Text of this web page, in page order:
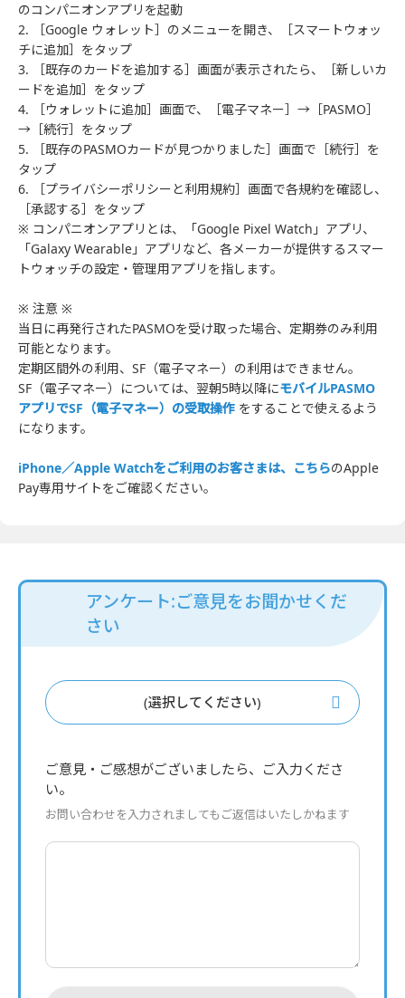
のコンパニオンアプリを起動
2. ［Google ウォレット］のメニューを開き、［スマートウォッ
チに追加］をタップ
3. ［既存のカードを追加する］画面が表示されたら、［新しいカ
ードを追加］をタップ
4. ［ウォレットに追加］画面で、［電子マネー］→［PASMO］
→［続行］をタップ
5. ［既存のPASMOカードが見つかりました］画面で［続行］を
タップ
6. ［プライバシーポリシーと利用規約］画面で各規約を確認し、
［承認する］をタップ
※ コンパニオンアプリとは、「Google Pixel Watch」アプリ、
「Galaxy Wearable」アプリなど、各メーカーが提供するスマー
トウォッチの設定・管理用アプリを指します。
※ 注意 ※
当日に再発行されたPASMOを受け取った場合、定期券のみ利用
可能となります。
定期区間外の利用、SF（電子マネー）の利用はできません。
SF（電子マネー）については、翌朝5時以降にモバイルPASMO
アプリでSF（電子マネー）の受取操作 をすることで使えるよう
になります。
iPhone／Apple Watchをご利用のお客さまは、こちらのApple
Pay専用サイトをご確認ください。
アンケート:ご意見をお聞かせくだ
さい
(選択してください)
ご意見・ご感想がございましたら、ご入力くださ
い。
お問い合わせを入力されましてもご返信はいたしかねます